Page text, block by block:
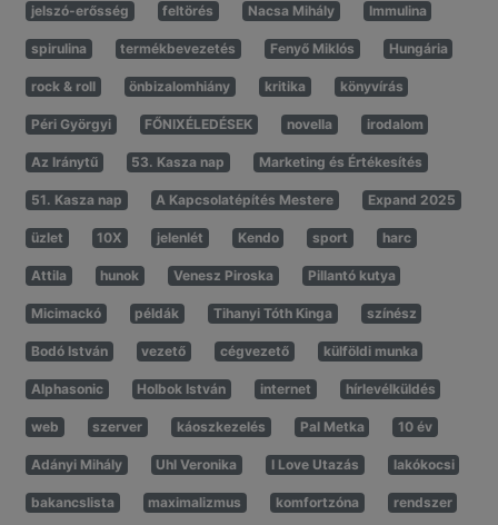
jelszó-erősség feltörés Nacsa Mihály Immulina
spirulina termékbevezetés Fenyő Miklós Hungária
rock & roll önbizalomhiány kritika könyvírás
Péri Györgyi FŐNIXÉLEDÉSEK novella irodalom
Az Iránytű 53. Kasza nap Marketing és Értékesítés
51. Kasza nap A Kapcsolatépítés Mestere Expand 2025
üzlet 10X jelenlét Kendo sport harc
Attila hunok Venesz Piroska Pillantó kutya
Micimackó példák Tihanyi Tóth Kinga színész
Bodó István vezető cégvezető külföldi munka
Alphasonic Holbok István internet hírlevélküldés
web szerver káoszkezelés Pal Metka 10 év
Adányi Mihály Uhl Veronika I Love Utazás lakókocsi
bakancslista maximalizmus komfortzóna rendszer